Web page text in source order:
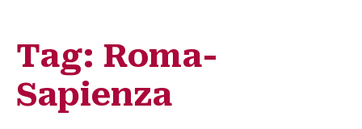
Tag: Roma-
Sapienza